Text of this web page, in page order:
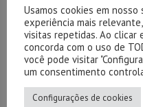
Usamos cookies em
experiência mais
visitas repetidas. Ao clicar
concorda com o uso de
você pode visitar
um consentimento
Configurações de cookies